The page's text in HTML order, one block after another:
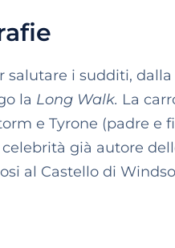
i sudditi,
la Long Walk. La
e Tyrone (padre e
già autore
al Castello di